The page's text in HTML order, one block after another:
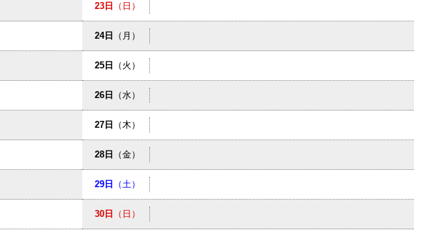
23日 （日）
24日 （月）
25日 （火）
26日 （水）
27日 （木）
28日 （金）
29日 （土）
30日 （日）